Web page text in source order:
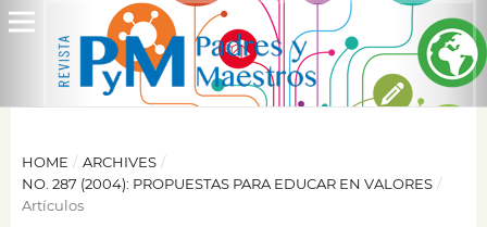
HOME / ARCHIVES /
NO. 287 (2004): PROPUESTAS PARA EDUCAR EN VALORES /
Artículos